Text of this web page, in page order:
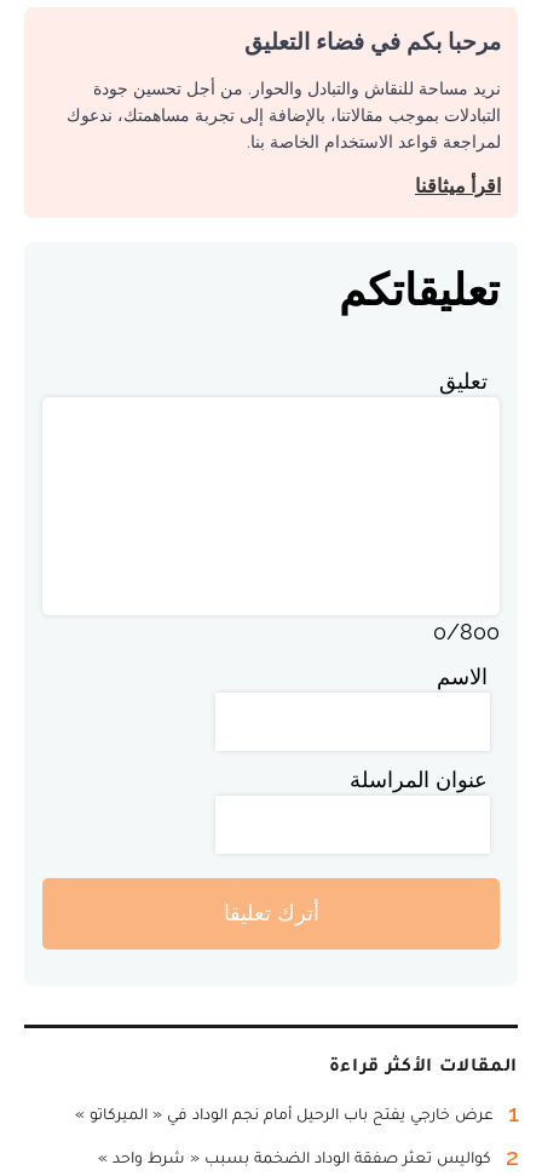
مرحبا بكم في فضاء التعليق
نريد مساحة للنقاش والتبادل والحوار. من أجل تحسين جودة
التبادلات بموجب مقالاتنا، بالإضافة إلى تجربة مساهمتك، ندعوك
لمراجعة قواعد الاستخدام الخاصة بنا.
اقرأ ميثاقنا
تعليقاتكم
تعليق
0/800
الاسم
عنوان المراسلة
أترك تعليقا
المقالات الأكثر قراءة
1 عرض خارجي يفتح باب الرحيل أمام نجم الوداد في « الميركاتو »
2 كواليس تعثر صفقة الوداد الضخمة بسبب « شرط واحد »